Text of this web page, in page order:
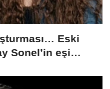
Eski
Sonel’in eşi